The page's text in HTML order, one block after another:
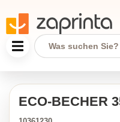
ECO-BECHER